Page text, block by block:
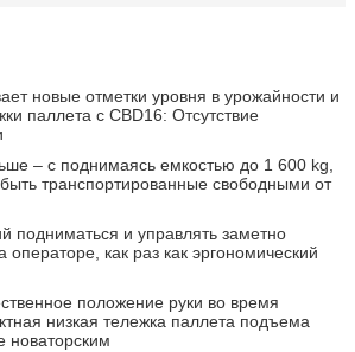
новые отметки уровня в урожайности и
паллета с CBD16: Отсутствие
– с поднимаясь емкостью до 1 600 kg,
транспортированные свободными от
подниматься и управлять заметно
операторе, как раз как эргономический
положение руки во время
низкая тележка паллета подъема
новаторским